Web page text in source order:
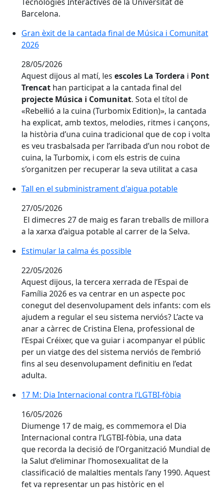
Barcelona.
Gran èxit de la cantada final de Música i Comunitat
Gran èxit de la cantada final de Música i Comunitat
2026
28/05/2026
Aquest dijous al matí, les escoles La Tordera i Pont
Trencat han participat a la cantada final del
projecte Música i Comunitat. Sota el títol de
«Rebel·lió a la cuina (Turbomix Edition)», la cantada
ha explicat, amb textos, melodies, ritmes i cançons,
la història d’una cuina tradicional que de cop i volta
es veu trasbalsada per l’arribada d’un nou robot de
cuina, la Turbomix, i com els estris de cuina
s’organitzen per recuperar la seva utilitat a casa
Tall en el subministrament d'aigua potable
Tall en el subministrament d'aigua potable
27/05/2026
El dimecres 27 de maig es faran treballs de millora
a la xarxa d’aigua potable al carrer de la Selva.
Estimular la calma és possible
Estimular la calma és possible
22/05/2026
Aquest dijous, la tercera xerrada de l’Espai de
Família 2026 es va centrar en un aspecte poc
conegut del desenvolupament dels infants: com els
ajudem a regular el seu sistema nerviós? L’acte va
anar a càrrec de Cristina Elena, professional de
l’Espai Créixer, que va guiar i acompanyar el públic
per un viatge des del sistema nerviós de l’embrió
fins al seu desenvolupament definitiu en l’edat
adulta.
17 M: Dia Internacional contra l’LGTBI-fòbia
17 M: Dia Internacional contra l’LGTBI-fòbia
16/05/2026
Diumenge 17 de maig, es commemora el Dia
Internacional contra l’LGTBI-fòbia, una data
que recorda la decisió de l’Organització Mundial de
la Salut d’eliminar l’homosexualitat de la
classificació de malalties mentals l’any 1990. Aquest
fet va representar un pas històric en el